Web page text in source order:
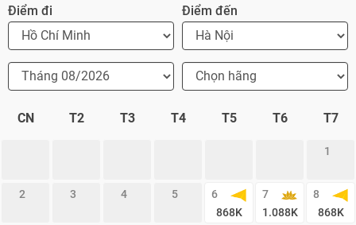
Điểm đi Điểm đến
CN T2 T3 T4 T5 T6 T7
1
2 3 4 5
6
868K
7
1.088K
8
868K